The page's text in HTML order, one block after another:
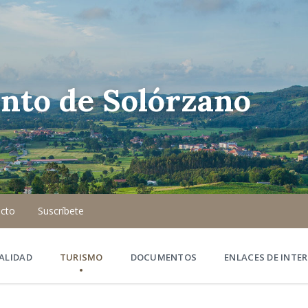
de Solórzano
Suscríbete
TURISMO DOCUMENTOS ENLACES DE